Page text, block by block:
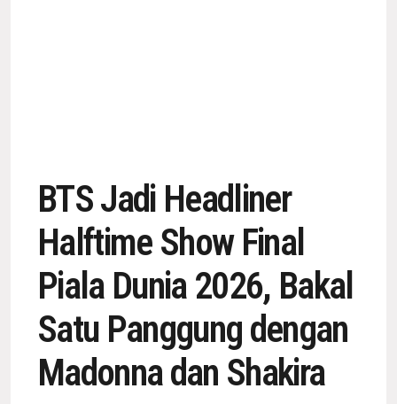
BTS Jadi Headliner
Halftime Show Final
Piala Dunia 2026, Bakal
Satu Panggung dengan
Madonna dan Shakira